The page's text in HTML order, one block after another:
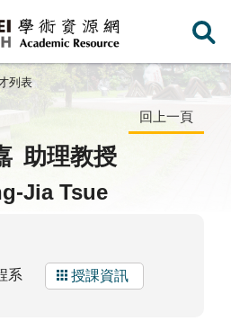
列表
回上一頁
助理教授
Jia Tsue
系
授課資訊